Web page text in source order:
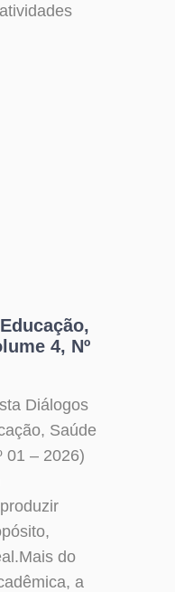
4, Nº
Diálogos
Saúde
01 – 2026)
do
a